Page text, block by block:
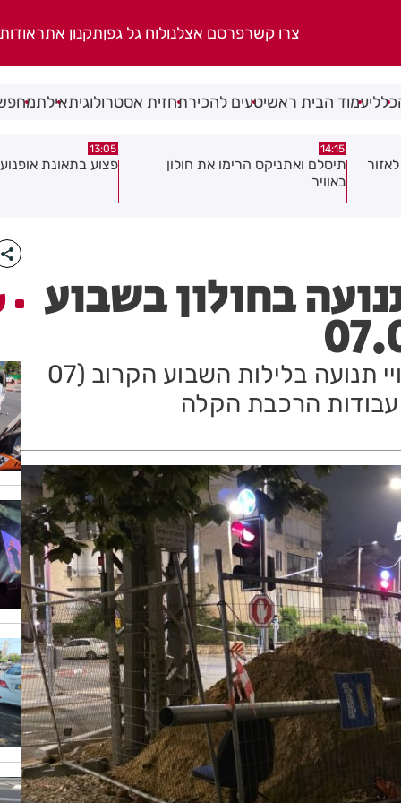
צרו קשרפרסם אצלנולוח גל גפןתקנון אתראודות
כלליעמוד הבית ראשיטעים להכירתחזית אסטרולוגיתאילת
13:05
פצוע בתאונת אופנוע במרכז חולון
08:58
גופה נפלטה אל חוף
בחולון בשבוע
אלו הרחובות בחולון, בהם יהיו שינויי תנועה בלילות השבוע הקרוב (07